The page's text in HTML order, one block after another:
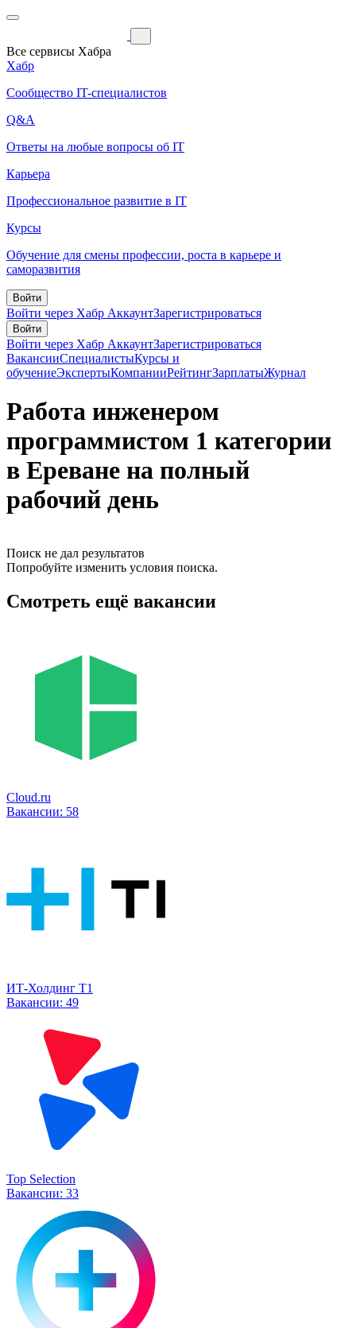
Все сервисы Хабра
Хабр
Сообщество IT-специалистов
Q&A
Ответы на любые вопросы об IT
Карьера
Профессиональное развитие в IT
Курсы
Обучение для смены профессии, роста в карьере и
саморазвития
Войти
Войти через Хабр АккаунтЗарегистрироваться
Войти
Войти через Хабр АккаунтЗарегистрироваться
ВакансииСпециалистыКурсы и
обучениеЭкспертыКомпанииРейтингЗарплатыЖурнал
Работа инженером
программистом 1 категории
в Ереване на полный
рабочий день
Поиск не дал результатов
Попробуйте изменить условия поиска.
Смотреть ещё вакансии
Cloud.ru
Вакансии: 58
ИТ-Холдинг Т1
Вакансии: 49
Top Selection
Вакансии: 33